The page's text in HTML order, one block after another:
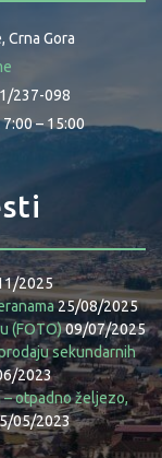
Crna Gora
237-098
– 15:00
2025
25/08/2025
(FOTO)09/07/2025
sekundarnih
2023
otpadno željezo,
05/2023